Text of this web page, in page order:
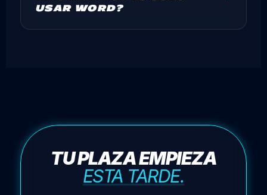
USAR WORD?
TU PLAZA EMPIEZA
ESTA TARDE.